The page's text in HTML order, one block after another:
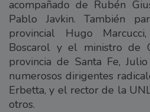
acompañado de Rubén
Pablo Javkin. También
provincial Hugo
Boscarol y el ministro de
provincia de Santa Fe,
numerosos dirigentes
Erbetta, y el rector de la
otros.